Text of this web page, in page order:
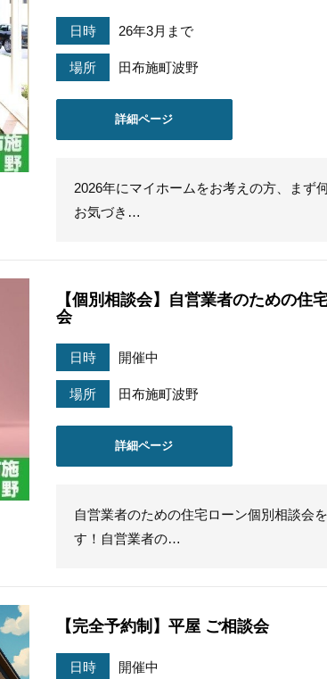
日時 26年3月まで
場所 田布施町波野
詳細ページ
2026年にマイホームをお考えの方、まず
お気づき…
【個別相談会】自営業者のための住
会
日時 開催中
場所 田布施町波野
詳細ページ
自営業者のための住宅ローン個別相談会
す！自営業者の…
【完全予約制】平屋 ご相談会
日時 開催中